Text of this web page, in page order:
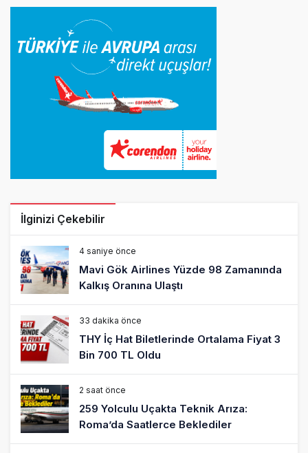
İlginizi Çekebilir
4 saniye önce
Mavi Gök Airlines Yüzde 98 Zamanında
Kalkış Oranına Ulaştı
33 dakika önce
THY İç Hat Biletlerinde Ortalama Fiyat 3
Bin 700 TL Oldu
2 saat önce
259 Yolculu Uçakta Teknik Arıza:
Roma’da Saatlerce Beklediler